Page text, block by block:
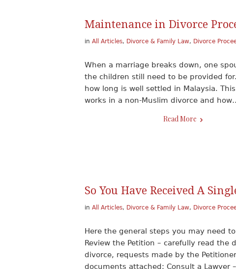
Maintenance in Divorce
in All Articles, Divorce & Family Law, Divorce
When a marriage breaks down, one
the children still need to be provided
how long is well settled in Malaysia.
works in a non-Muslim divorce and
Read More
So You Have Received A
in All Articles, Divorce & Family Law, Divorce
Here the general steps you may need
Review the Petition – carefully read
divorce, requests made by the
documents attached; Consult a